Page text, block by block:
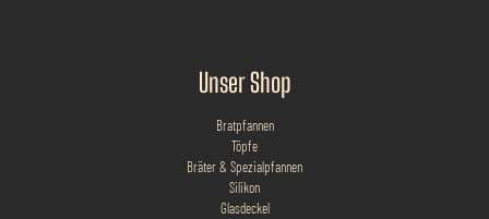
Unser Shop
Bratpfannen
Töpfe
Bräter & Spezialpfannen
Silikon
Glasdeckel